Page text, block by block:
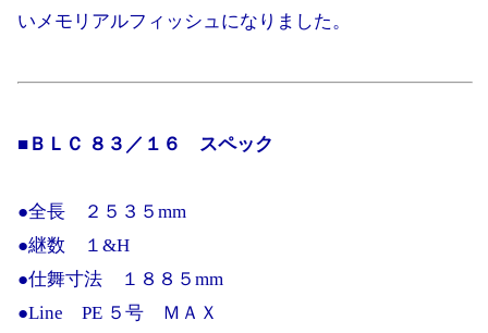
いメモリアルフィッシュになりました。
■ＢＬＣ ８３／１６ スペック
●全長 ２５３５mm
●継数 １&H
●仕舞寸法 １８８５mm
●Line PE ５号 ＭＡＸ